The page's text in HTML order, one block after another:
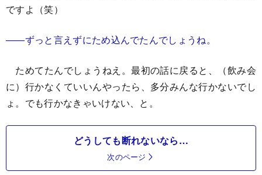
ですよ（笑）
――ずっと言えずにため込んでたんでしょうね。
ためてたんでしょうねえ。最初の話に戻ると、（飲み会
に）行かなくていいんやったら、多分みんな行かないでし
ょ。でも行かなきゃいけない、と。
どうしても断れないなら…
次のページ